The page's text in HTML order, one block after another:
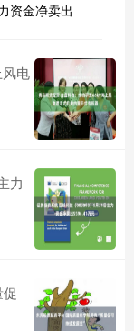
资金净卖出
电
力